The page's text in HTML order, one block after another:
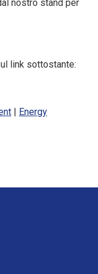
nostro stand per
link sottostante:
| Energy